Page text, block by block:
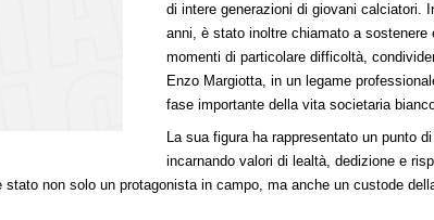
di intere generazioni di giovani calciatori.
anni, è stato inoltre chiamato a sostenere
momenti di particolare difficoltà,
Enzo Margiotta, in un legame
fase importante della vita societaria
La sua figura ha rappresentato un punto
incarnando valori di lealtà, dedizione e
non solo un protagonista in campo, ma anche un custode